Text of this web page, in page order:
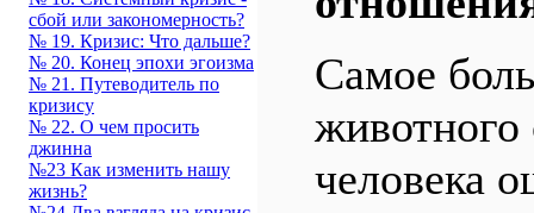
сбой или закономерность?
№ 19. Кризис: Что дальше?
№ 20. Конец эпохи эгоизма
№ 21. Путеводитель по
кризису
№ 22. О чем просить
джинна
№23 Как изменить нашу
жизнь?
Самое
животного
человека